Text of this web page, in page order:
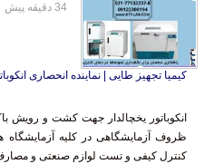
کیمیا تجهیز طایی | نماینده انحصاری
انکوباتور یخچالدار جهت کشت و رویش
ظروف آزمایشگاهی در کلیه
کنترل کیفی و تست لوازم صنعتی و
34 دقیقه پیش